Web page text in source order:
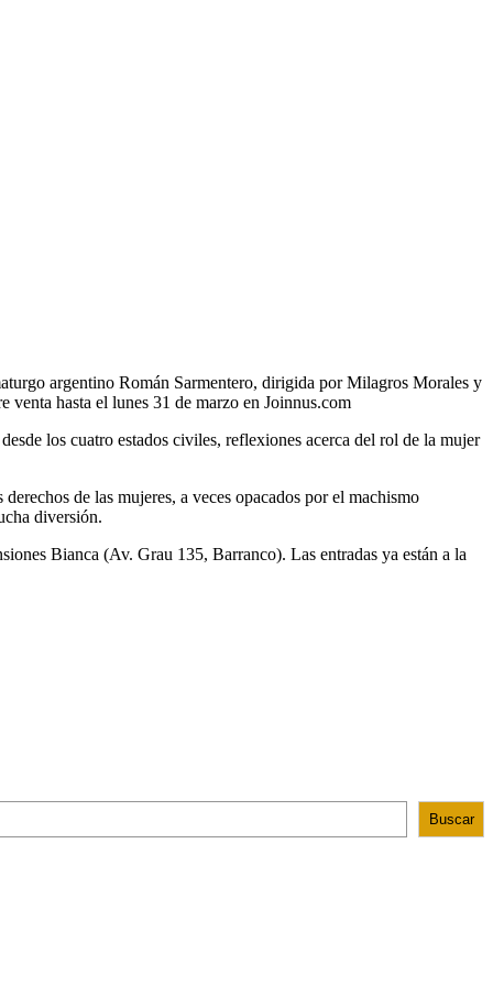
argentino Román Sarmentero, dirigida por Milagros Morales y
hasta el lunes 31 de marzo en Joinnus.com
los cuatro estados civiles, reflexiones acerca del rol de la mujer
de las mujeres, a veces opacados por el machismo
diversión.
Bianca (Av. Grau 135, Barranco). Las entradas ya están a la
Buscar